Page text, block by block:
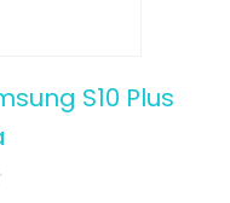
S10 Plus